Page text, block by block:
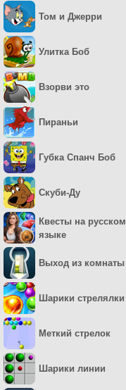
Том и Джерри
Улитка Боб
Взорви это
Пираньи
Губка Спанч Боб
Скуби-Ду
Квесты на русском
языке
Выход из комнаты
Шарики стрелялки
Меткий стрелок
Шарики линии